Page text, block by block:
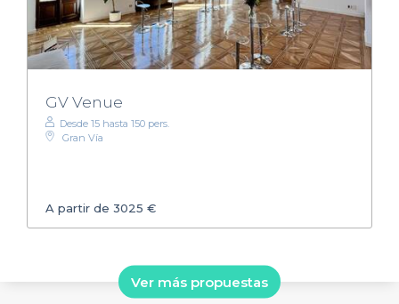
GV Venue
Desde 15 hasta 150 pers.
Gran Vía
A partir de 3025 €
Ver más propuestas